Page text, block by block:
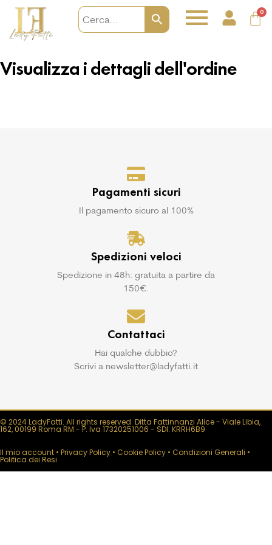
0
Visualizza i dettagli dell'ordine
Pagamenti sicuri
Il pagamento sicuro al 100%
Spedizioni veloci
Spedizione in 48h: gratuita a partire da
150€.
Contattaci
Hai qualche dubbio?
Scrivi a newsletter@ladyfatti.it
© 2024 LadyFatti. All rights reserved. Ditta Fattinnanzi Alice - Viale Libia,
162, 00199 Roma RM - P. Iva 17320251006 - SDI: KRRH6B9
Il mio account • Privacy Policy • Cookie Policy • Condizioni Generali •
Politica dei Resi